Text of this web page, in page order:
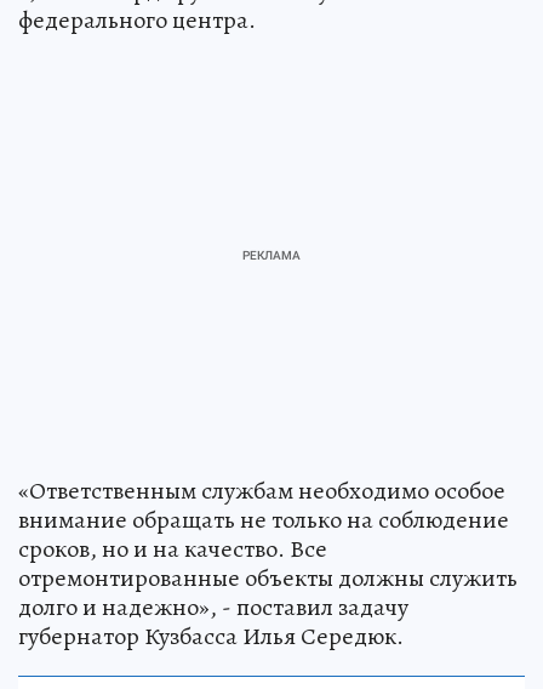
федерального центра.
«Ответственным службам необходимо особое
внимание обращать не только на соблюдение
сроков, но и на качество. Все
отремонтированные объекты должны служить
долго и надежно», - поставил задачу
губернатор Кузбасса Илья Середюк.